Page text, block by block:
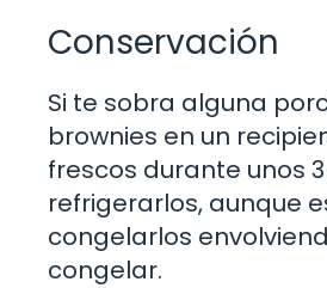
Conservación
Si te sobra alguna
brownies en un
frescos durante unos
refrigerarlos, aunque
congelarlos
congelar.